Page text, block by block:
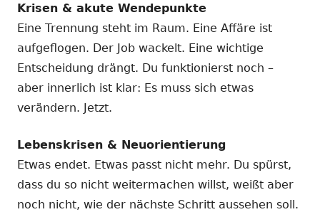
Krisen & akute Wendepunkte
Eine Trennung steht im Raum. Eine Affäre ist
aufgeflogen. Der Job wackelt. Eine wichtige
Entscheidung drängt. Du funktionierst noch –
aber innerlich ist klar: Es muss sich etwas
verändern. Jetzt.
Lebenskrisen & Neuorientierung
Etwas endet. Etwas passt nicht mehr. Du spürst,
dass du so nicht weitermachen willst, weißt aber
noch nicht, wie der nächste Schritt aussehen soll.